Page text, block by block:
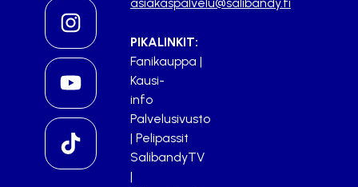
PIKALINKIT:
Fanikauppa |
Kausi-
info
Palvelusivusto
| Pelipassit
SalibandyTV
|